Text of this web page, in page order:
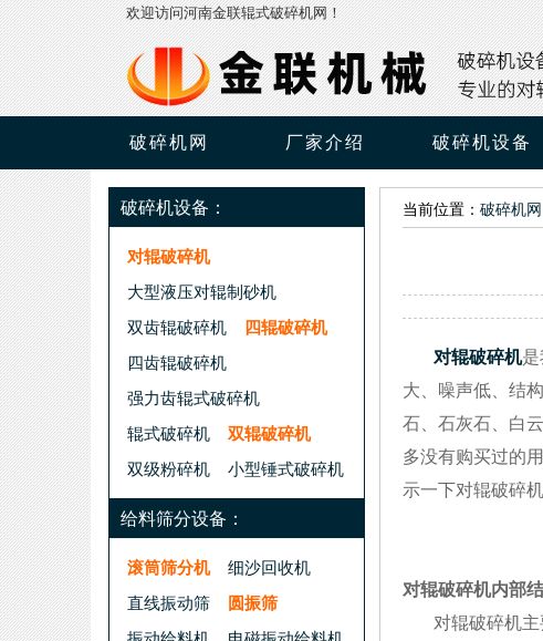
欢迎访问河南金联辊式破碎机网！
破碎机网 厂家介绍 破碎机设备
破碎机设备：
对辊破碎机
大型液压对辊制砂机
双齿辊破碎机
四辊破碎机
四齿辊破碎机
强力齿辊式破碎机
辊式破碎机
双辊破碎机
双级粉碎机
小型锤式破碎机
给料筛分设备：
滚筒筛分机
细沙回收机
直线振动筛
圆振筛
当前位置： 破碎机网
对辊破碎机是
大、噪声低、结
石、石灰石、白
多没有购买过的
示一下对辊破碎
对辊破碎机内部
对辊破碎机主